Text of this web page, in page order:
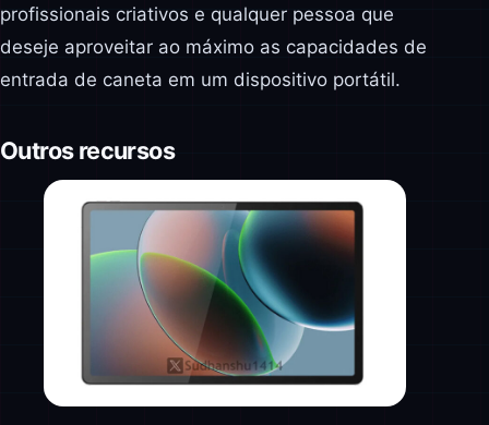
profissionais criativos e qualquer pessoa que
deseje aproveitar ao máximo as capacidades de
entrada de caneta em um dispositivo portátil.
Outros recursos